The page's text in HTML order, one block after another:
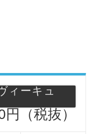
ィーキュ
（税抜）